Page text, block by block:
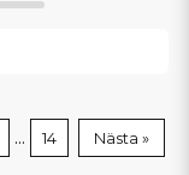
... 14 Nästa »